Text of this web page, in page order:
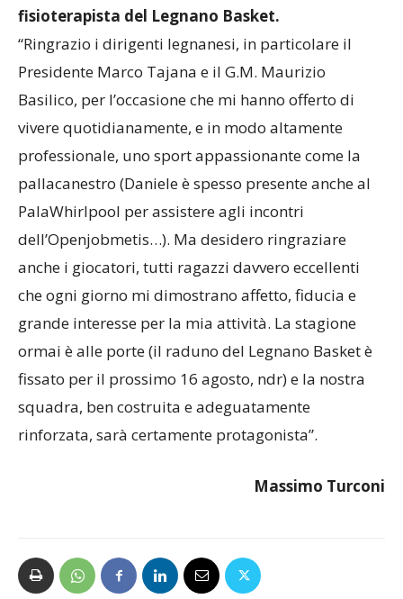
fisioterapista del Legnano Basket.
“Ringrazio i dirigenti legnanesi, in particolare il
Presidente Marco Tajana e il G.M. Maurizio
Basilico, per l’occasione che mi hanno offerto di
vivere quotidianamente, e in modo altamente
professionale, uno sport appassionante come la
pallacanestro (Daniele è spesso presente anche al
PalaWhirlpool per assistere agli incontri
dell’Openjobmetis…). Ma desidero ringraziare
anche i giocatori, tutti ragazzi davvero eccellenti
che ogni giorno mi dimostrano affetto, fiducia e
grande interesse per la mia attività. La stagione
ormai è alle porte (il raduno del Legnano Basket è
fissato per il prossimo 16 agosto, ndr) e la nostra
squadra, ben costruita e adeguatamente
rinforzata, sarà certamente protagonista”.
Massimo Turconi